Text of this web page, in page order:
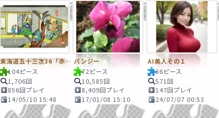
東海道五十三次36「赤坂」
104ピース
1,706回
856回プレイ
14/05/10 15:48
パンジー
72ピース
10,585回
8,409回プレイ
17/01/08 15:10
AI美人その１
36ピース
571回
147回プレイ
24/07/07 00:53